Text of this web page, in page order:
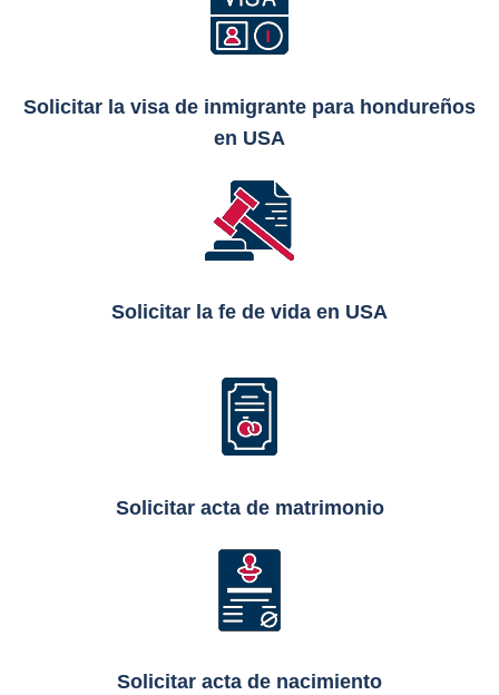
Solicitar la visa de inmigrante para hondureños
en USA
Solicitar la fe de vida en USA
Solicitar acta de matrimonio
Solicitar acta de nacimiento